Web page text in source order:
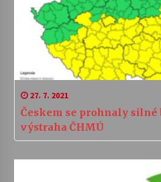
27. 7. 2021
Českem se prohnaly silné
výstraha ČHMÚ